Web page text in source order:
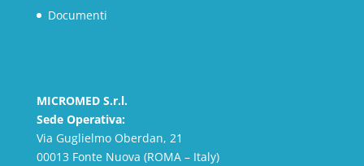
Documenti
MICROMED S.r.l.
Sede Operativa:
Via Guglielmo Oberdan, 21
00013 Fonte Nuova (ROMA – Italy)